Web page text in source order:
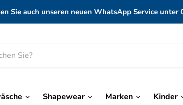
Sie auch unseren neuen WhatsApp Service
Shapewear Marken Kinder